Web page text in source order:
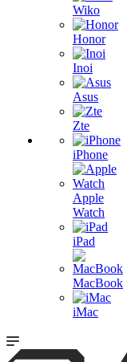
Wiko
Honor
Inoi
Asus
Zte
iPhone
Apple
Watch
iPad
MacBook
iMac